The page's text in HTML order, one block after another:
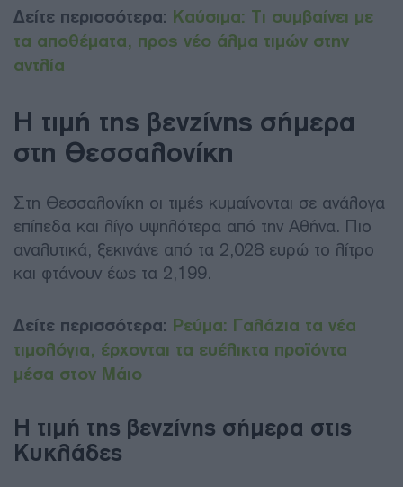
Δείτε περισσότερα: Καύσιμα: Τι συμβαίνει με
τα αποθέματα, προς νέο άλμα τιμών στην
αντλία
Η τιμή της βενζίνης σήμερα
στη Θεσσαλονίκη
Στη Θεσσαλονίκη οι τιμές κυμαίνονται σε ανάλογα
επίπεδα και λίγο υψηλότερα από την Αθήνα. Πιο
αναλυτικά, ξεκινάνε από τα 2,028 ευρώ το λίτρο
και φτάνουν έως τα 2,199.
Δείτε περισσότερα: Ρεύμα: Γαλάζια τα νέα
τιμολόγια, έρχονται τα ευέλικτα προϊόντα
μέσα στον Μάιο
Η τιμή της βενζίνης σήμερα στις
Κυκλάδες